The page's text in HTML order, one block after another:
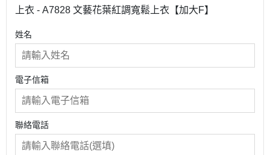
上衣 - A7828 文藝花葉紅調寬鬆上衣【加大F】
姓名
電子信箱
聯絡電話